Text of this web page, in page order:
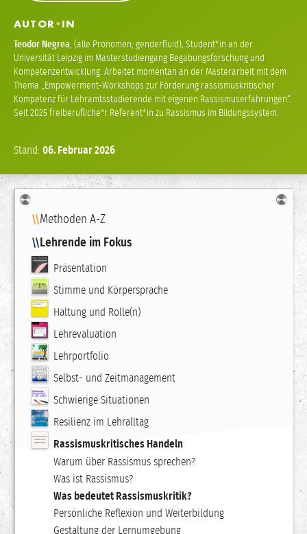
AUTOR* IN
Teodor Negrea, (alle Pronomen; genderfluid), Student*in an der
Universität Leipzig im Masterstudiengang Begabungsforschung und
Kompetenzentwicklung. Arbeitet momentan an der Masterarbeit mit dem
Thema „Empowerment-Workshops zur Förderung rassismuskritischer
Kompetenz für Lehramtsstudierende mit eigenen Rassismuserfahrungen“.
Seit 2025 freiberufliche*r Referent*in zu Rassismus im Bildungssystem.
Stand: 06. Februar2026
Navigation
Methoden A-Z
Lehrende im Fokus
Präsentation
Stimme und Körpersprache
Haltung und Rolle(n)
Lehrevaluation
Lehrportfolio
Selbst- und Zeitmanagement
Schwierige Situationen
Resilienz im Lehralltag
Rassismuskritisches Handeln
Warum über Rassismus sprechen?
Was ist Rassismus?
Was bedeutet Rassismuskritik?
Persönliche Reflexion und Weiterbildung
Gestaltung der Lernumgebung